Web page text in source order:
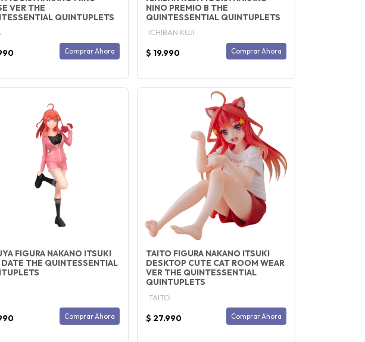
VER THE
QUINTUPLETS
Comprar Ahora
NINO PREMIO B THE
QUINTESSENTIAL QUINTUPLETS
ICHIBAN KUJI
$ 19.990 Comprar Ahora
FIGURA NAKANO ITSUKI
THE QUINTESSENTIAL
Comprar Ahora
TAITO FIGURA NAKANO ITSUKI
DESKTOP CUTE CAT ROOM WEAR
VER THE QUINTESSENTIAL
QUINTUPLETS
TAITO
$ 27.990 Comprar Ahora